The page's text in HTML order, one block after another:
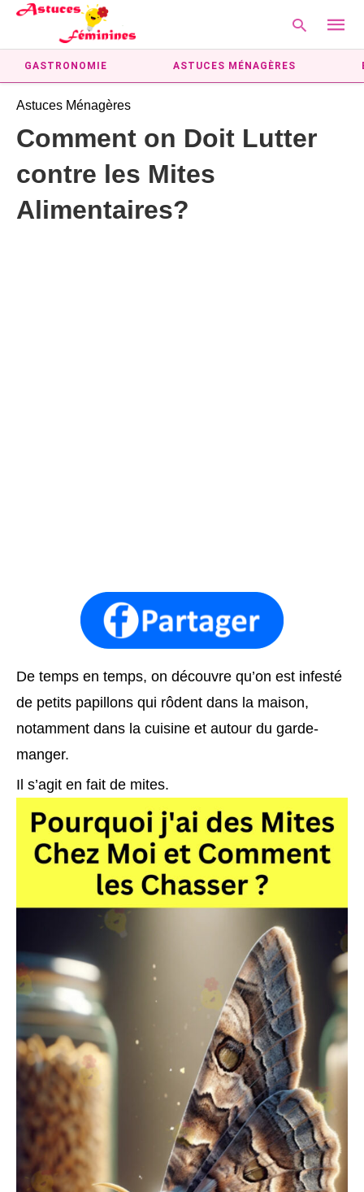
GASTRONOMIE ASTUCES MÉNAGÈRES
Astuces Ménagères
Comment on Doit Lutter
contre les Mites
Alimentaires?
De temps en temps, on découvre qu’on est infesté
de petits papillons qui rôdent dans la maison,
notamment dans la cuisine et autour du garde-
manger.
Il s’agit en fait de mites.